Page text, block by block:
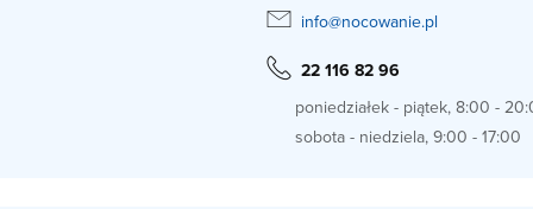
info@nocowanie.pl
22 116 82 96
poniedziałek - piątek, 8:00 -
sobota - niedziela, 9:00 - 17:00